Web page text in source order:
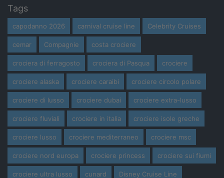
Tags
capodanno 2026 carnival cruise line Celebrity Cruises
cemar Compagnie costa crociere
crociera di ferragosto crociera di Pasqua crociere
crociere alaska crociere caraibi crociere circolo polare
crociere di lusso crociere dubai crociere extra-lusso
crociere fluviali crociere in italia crociere isole greche
crociere lusso crociere mediterraneo crociere msc
crociere nord europa crociere princess crociere sui fiumi
crociere ultra lusso cunard Disney Cruise Line